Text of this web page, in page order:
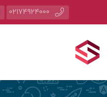
02174924000